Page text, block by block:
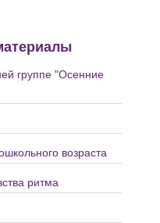
группе "Осенние
возраста
ритма